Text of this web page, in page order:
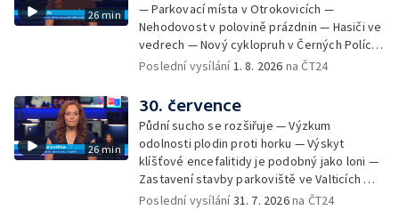
26 min
— Parkovací místa v Otrokovicích —
Nehodovost v polovině prázdnin — Hasiči ve
vedrech — Nový cyklopruh v Černých Polích
— Květinová výstava ve Věžkách
Poslední vysílání1. 8. 2026 na ČT24
26 min
30. července
Půdní sucho se rozšiřuje — Výzkum
odolnosti plodin proti horku — Výskyt
klíšťové encefalitidy je podobný jako loni —
Zastavení stavby parkoviště ve Valticích —
Spor o lokalitu lesa v Rožnově pod
Poslední vysílání31. 7. 2026na ČT24